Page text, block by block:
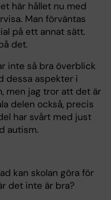
här hållet nu med
Man förväntas
på ett annat sätt.
det.
inte så bra överblick
dessa aspekter i
men jag tror att det är
delen också, precis
har svårt med just
autism.
kan skolan göra för
det inte är bra?